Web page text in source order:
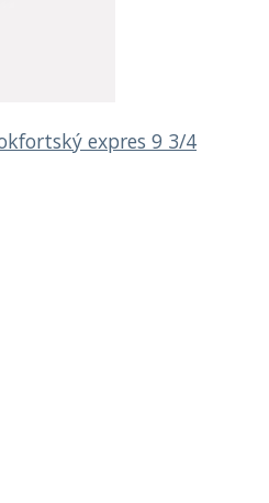
expres 9 3/4